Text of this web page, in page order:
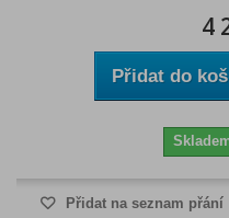
4
Přidat do
Přidat na seznam přání